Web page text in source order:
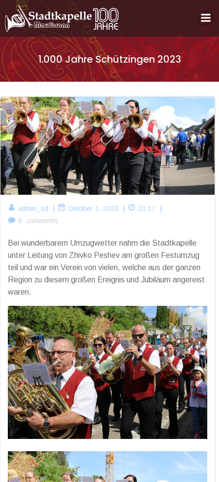
Inhalt
springen
1.000 Jahre Schützingen 2023
admin_sd Oktober 1, 2023 10:17
0 comments
Bei wunderbarem Umzugwetter nahm die Stadtkapelle
unter Leitung von Zhivko Peshev am großen Festumzug
teil und war ein Verein von vielen, welche aus der ganzen
Region zu diesem großen Ereignis und Jubiläum angereist
waren.